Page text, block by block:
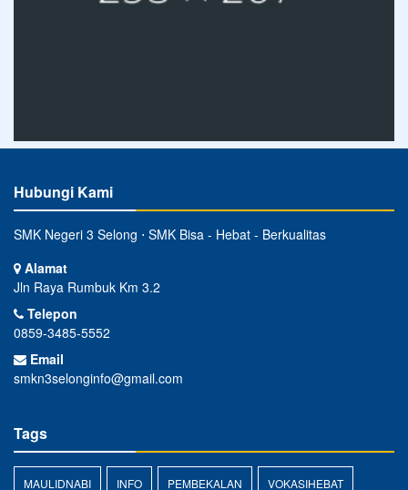
Hubungi Kami
SMK Negeri 3 Selong ⋅ SMK Bisa - Hebat - Berkualitas
Alamat
Jln Raya Rumbuk Km 3.2
Telepon
0859-3485-5552
Email
smkn3selonginfo@gmail.com
Tags
MAULIDNABI INFO PEMBEKALAN VOKASIHEBAT